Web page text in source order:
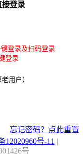
接登录
登录及扫码登录
登录
用户）
忘记密码？点此重置
12020960号-11 |
号